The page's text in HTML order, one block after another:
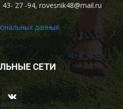
27 -94, rovesnik48@mail.ru
данных
СЕТИ